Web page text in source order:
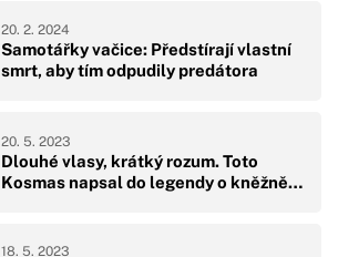
Samotářky vačice: Předstírají vlastní
smrt, aby tím odpudily predátora
20. 2. 2024
Dlouhé vlasy, krátký rozum. Toto
Kosmas napsal do legendy o kněžně…
20. 5. 2023
18. 5. 2023